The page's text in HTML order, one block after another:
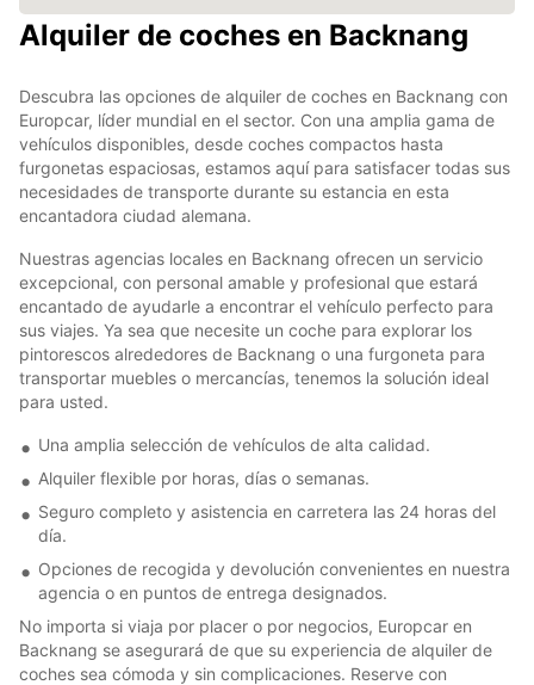
Alquiler de coches en Backnang
Descubra las opciones de alquiler de coches en Backnang con
Europcar, líder mundial en el sector. Con una amplia gama de
vehículos disponibles, desde coches compactos hasta
furgonetas espaciosas, estamos aquí para satisfacer todas sus
necesidades de transporte durante su estancia en esta
encantadora ciudad alemana.
Nuestras agencias locales en Backnang ofrecen un servicio
excepcional, con personal amable y profesional que estará
encantado de ayudarle a encontrar el vehículo perfecto para
sus viajes. Ya sea que necesite un coche para explorar los
pintorescos alrededores de Backnang o una furgoneta para
transportar muebles o mercancías, tenemos la solución ideal
para usted.
Una amplia selección de vehículos de alta calidad.
Alquiler flexible por horas, días o semanas.
Seguro completo y asistencia en carretera las 24 horas del
día.
Opciones de recogida y devolución convenientes en nuestra
agencia o en puntos de entrega designados.
No importa si viaja por placer o por negocios, Europcar en
Backnang se asegurará de que su experiencia de alquiler de
coches sea cómoda y sin complicaciones. Reserve con